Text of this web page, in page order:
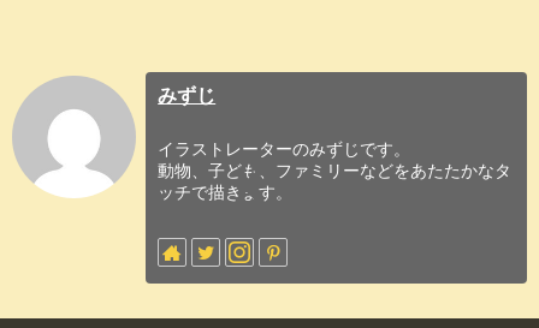
みずじ
イラストレーターのみずじです。
動物、子ども、ファミリーなどをあたたかなタ
ッチで描きます。